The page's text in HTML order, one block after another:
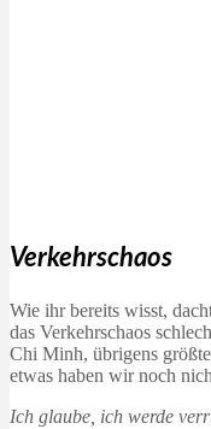
Verkehrschaos
Wie ihr bereits wisst,
das Verkehrschaos
Chi Minh, übrigens
etwas haben wir noch
Ich glaube, ich werde